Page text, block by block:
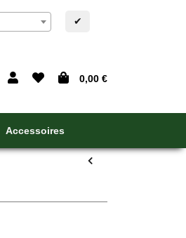
✔
0,00 €
Accessoires